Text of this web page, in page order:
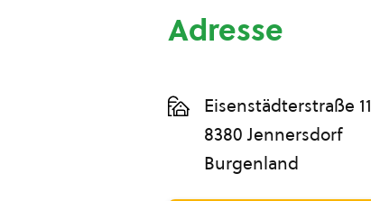
Adresse
Eisenstädterstraße 11
8380 Jennersdorf
Burgenland